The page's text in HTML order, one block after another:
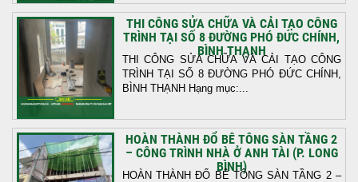
THI CÔNG SỬA CHỮA VÀ CẢI TẠO CÔNG
TRÌNH TẠI SỐ 8 ĐƯỜNG PHÓ ĐỨC CHÍNH,
BÌNH THẠNH
THI CÔNG SỬA CHỮA VÀ CẢI TẠO CÔNG
TRÌNH TẠI SỐ 8 ĐƯỜNG PHÓ ĐỨC CHÍNH,
BÌNH THẠNH Hạng mục:...
HOÀN THÀNH ĐỔ BÊ TÔNG SÀN TẦNG 2
– CÔNG TRÌNH NHÀ Ở ANH TÀI (P. LONG
BÌNH)
HOÀN THÀNH ĐỔ BÊ TÔNG SÀN TẦNG 2 –